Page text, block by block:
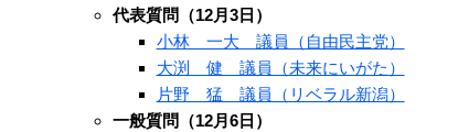
代表質問（12月3日）
小林 一大 議員（自由民主党）
大渕 健 議員（未来にいがた）
片野 猛 議員（リベラル新潟）
一般質問（12月6日）